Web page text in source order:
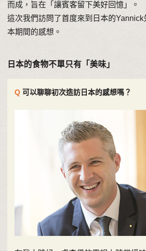
而成，旨在「讓賓客留下美好回憶」。
這次我們訪問了首度來到日本的Yannick
本期間的感想。
日本的食物不單只有「美味」
可以聊聊初次造訪日本的感想嗎？